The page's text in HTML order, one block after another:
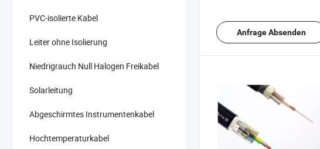
PVC-isolierte Kabel
Leiter ohne Isolierung
Niedrigrauch Null Halogen Freikabel
Solarleitung
Abgeschirmtes Instrumentenkabel
Hochtemperaturkabel
Anfrage Absenden